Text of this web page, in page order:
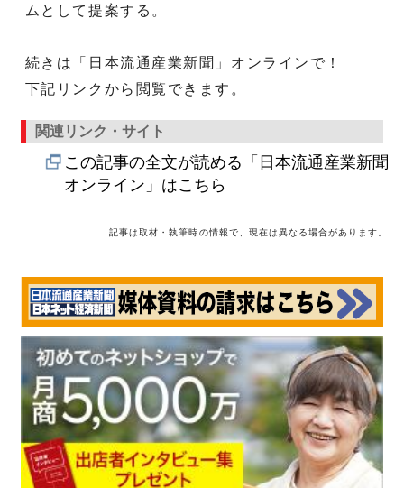
ムとして提案する。
続きは「日本流通産業新聞」オンラインで！
下記リンクから閲覧できます。
関連リンク・サイト
この記事の全文が読める「日本流通産業新聞
オンライン」はこちら
記事は取材・執筆時の情報で、現在は異なる場合があります。